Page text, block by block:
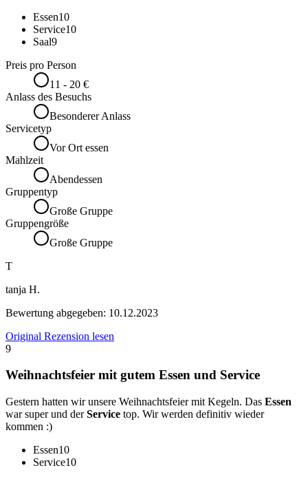
Essen10
Service10
Saal9
Preis pro Person
11 - 20 €
Anlass des Besuchs
Besonderer Anlass
Servicetyp
Vor Ort essen
Mahlzeit
Abendessen
Gruppentyp
Große Gruppe
Gruppengröße
Große Gruppe
T
tanja H.
Bewertung abgegeben: 10.12.2023
Original Rezension lesen
9
Weihnachtsfeier mit gutem Essen und Service
Gestern hatten wir unsere Weihnachtsfeier mit Kegeln. Das Essen
war super und derService top. Wir werden definitiv wieder
kommen :)
Essen10
Service10